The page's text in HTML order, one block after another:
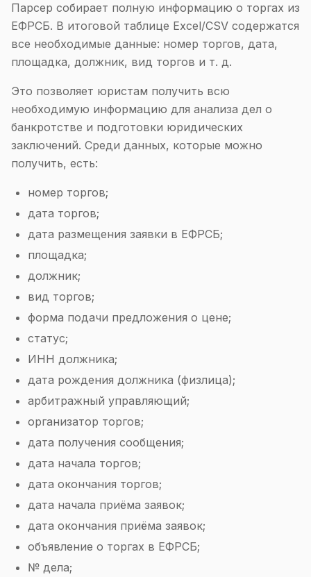
Парсер собирает полную информацию о торгах из
ЕФРСБ. В итоговой таблице Excel/CSV содержатся
все необходимые данные: номер торгов, дата,
площадка, должник, вид торгов и т. д.
Это позволяет юристам получить всю
необходимую информацию для анализа дел о
банкротстве и подготовки юридических
заключений. Среди данных, которые можно
получить, есть:
номер торгов;
дата торгов;
дата размещения заявки в ЕФРСБ;
площадка;
должник;
вид торгов;
форма подачи предложения о цене;
статус;
ИНН должника;
дата рождения должника (физлица);
арбитражный управляющий;
организатор торгов;
дата получения сообщения;
дата начала торгов;
дата окончания торгов;
дата начала приёма заявок;
дата окончания приёма заявок;
объявление о торгах в ЕФРСБ;
№ дела;